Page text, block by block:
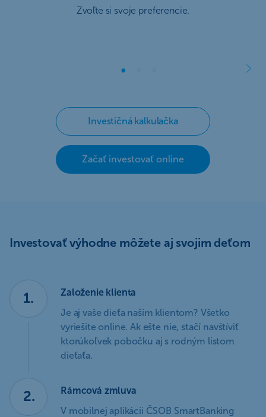
Zvoľte si svoje preferencie.
Investičná kalkulačka
Začať investovať online
Investovať výhodne môžete aj svojim deťom
1.
Založenie klienta
Je aj vaše dieťa naším klientom? Všetko
vyriešite online. Ak ešte nie, stačí navštíviť
ktorúkoľvek pobočku aj s rodným listom
dieťaťa.
2.
Rámcová zmluva
V mobilnej aplikácii ČSOB SmartBanking